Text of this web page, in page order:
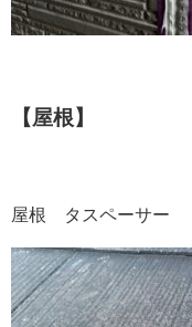
【屋根】
屋根 タスペーサー